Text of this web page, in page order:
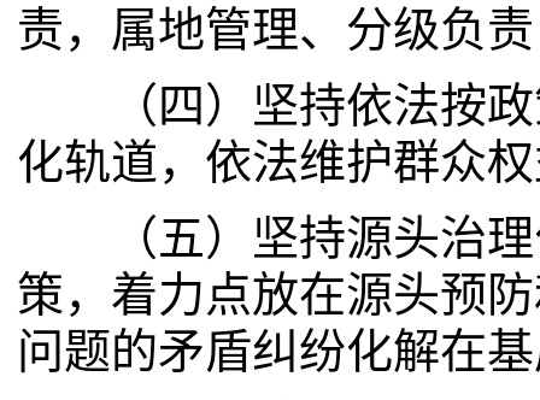
责，属地管理、分级负
（四）坚持依法按政
化轨道，依法维护群众
（五）坚持源头治理
策，着力点放在源头预
问题的矛盾纠纷化解在